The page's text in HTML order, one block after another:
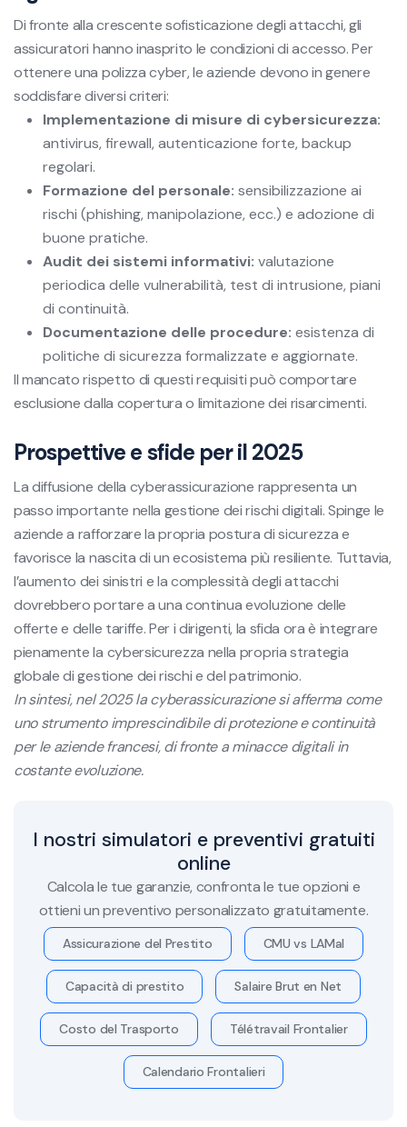
Di fronte alla crescente sofisticazione degli attacchi, gli
assicuratori hanno inasprito le condizioni di accesso. Per
ottenere una polizza cyber, le aziende devono in genere
soddisfare diversi criteri:
Implementazione di misure di cybersicurezza:
antivirus, firewall, autenticazione forte, backup
regolari.
Formazione del personale: sensibilizzazione ai
rischi (phishing, manipolazione, ecc.) e adozione di
buone pratiche.
Audit dei sistemi informativi: valutazione
periodica delle vulnerabilità, test di intrusione, piani
di continuità.
Documentazione delle procedure: esistenza di
politiche di sicurezza formalizzate e aggiornate.
Il mancato rispetto di questi requisiti può comportare
esclusione dalla copertura o limitazione dei risarcimenti.
Prospettive e sfide per il 2025
La diffusione della cyberassicurazione rappresenta un
passo importante nella gestione dei rischi digitali. Spinge le
aziende a rafforzare la propria postura di sicurezza e
favorisce la nascita di un ecosistema più resiliente. Tuttavia,
l’aumento dei sinistri e la complessità degli attacchi
dovrebbero portare a una continua evoluzione delle
offerte e delle tariffe. Per i dirigenti, la sfida ora è integrare
pienamente la cybersicurezza nella propria strategia
globale di gestione dei rischi e del patrimonio.
In sintesi, nel 2025 la cyberassicurazione si afferma come
uno strumento imprescindibile di protezione e continuità
per le aziende francesi, di fronte a minacce digitali in
costante evoluzione.
I nostri simulatori e preventivi gratuiti
online
Calcola le tue garanzie, confronta le tue opzioni e
ottieni un preventivo personalizzato gratuitamente.
Assicurazione del Prestito CMU vs LAMal
Capacità di prestito Salaire Brut en Net
Costo del Trasporto Télétravail Frontalier
Calendario Frontalieri